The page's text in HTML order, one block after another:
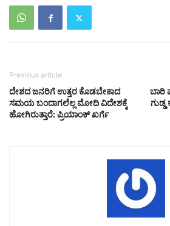
Previous article
ದೇಶದ ಜನರಿಗೆ ಉತ್ತರ ಕೊಡಬೇಕಾದ
ಸಮಯ ಬಂದಾಗಲೆಲ್ಲ ಮೋದಿ ವಿದೇಶಕ್ಕೆ
ಹೋಗಿರುತ್ತಾರೆ: ಪ್ರಿಯಾಂಕ್‌ ಖರ್ಗೆ
ಬಾರಿ